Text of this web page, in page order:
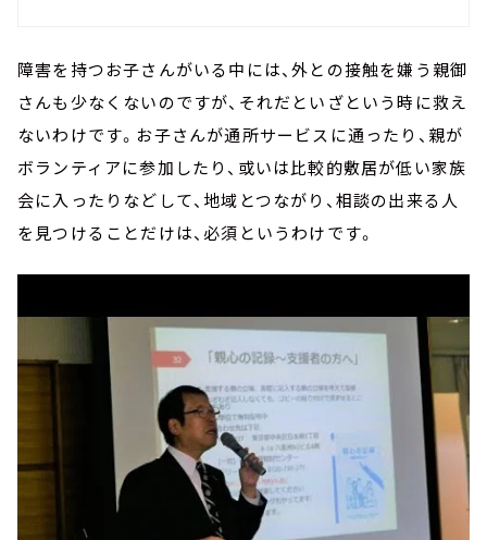
障害を持つお子さんがいる中には、外との接触を嫌う親御
さんも少なくないのですが、それだといざという時に救え
ないわけです。お子さんが通所サービスに通ったり、親が
ボランティアに参加したり、或いは比較的敷居が低い家族
会に入ったりなどして、地域とつながり、相談の出来る人
を見つけることだけは、必須というわけです。